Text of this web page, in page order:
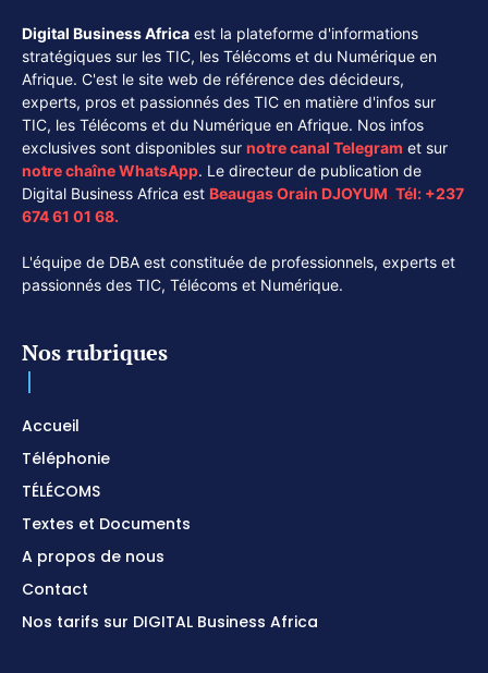
Digital Business Africa est la plateforme d'informations
stratégiques sur les TIC, les Télécoms et du Numérique en
Afrique. C'est le site web de référence des décideurs,
experts, pros et passionnés des TIC en matière d'infos sur
TIC, les Télécoms et du Numérique en Afrique. Nos infos
exclusives sont disponibles sur notre canal Telegram et sur
notre chaîneWhatsApp. Le directeur de publication de
Digital Business Africa est Beaugas Orain DJOYUM. Tél: +237
674 61 01 68.
L'équipe de DBA est constituée de professionnels, experts et
passionnés des TIC, Télécoms et Numérique.
Nos rubriques
Accueil
Téléphonie
TÉLÉCOMS
Textes et Documents
A propos de nous
Contact
Nos tarifs sur DIGITAL Business Africa